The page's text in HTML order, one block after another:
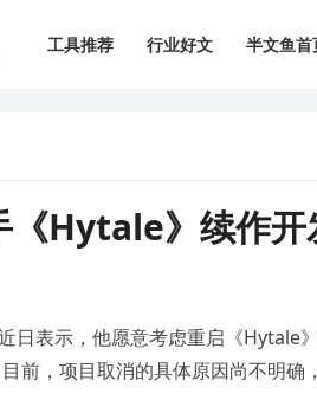
工具推荐 行业好文 半文鱼首
《Hytale》续作开
日表示，他愿意考虑重启《Hytale
前，项目取消的具体原因尚不明确